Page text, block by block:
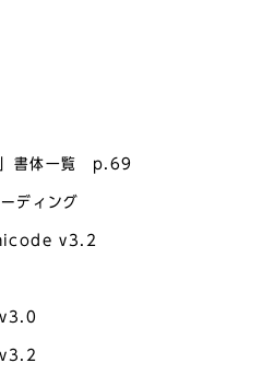
書体一覧 p.69
ディング
v3.2